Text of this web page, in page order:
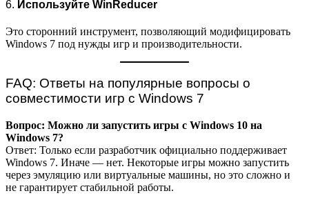
6. Используйте WinReducer
Это сторонний инструмент, позволяющий модифицировать
Windows 7 под нужды игр и производительности.
FAQ: Ответы на популярные вопросы о
совместимости игр с Windows 7
Вопрос: Можно ли запустить игры с Windows 10 на
Windows 7?
Ответ: Только если разработчик официально поддерживает
Windows 7. Иначе — нет. Некоторые игры можно запустить
через эмуляцию или виртуальные машины, но это сложно и
не гарантирует стабильной работы.